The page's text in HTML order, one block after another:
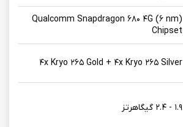
Qualcomm Snapdragon ۶۸۰ ۴G (۶ nm)
Chipset
۴x Kryo ۲۶۵ Gold + ۴x Kryo ۲۶۵ Silver
۱.۹ - ۲.۴ گیگاهرتز